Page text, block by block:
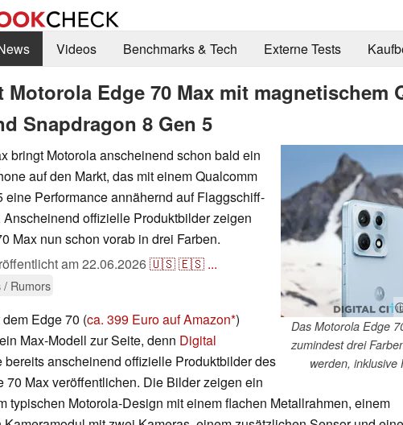
Videos Benchmarks & Tech Externe Tests
Motorola Edge 70 Max mit magnetischem
Snapdragon 8 Gen 5
Das Motorola Edge
zumindest drei
werden, inklusive
bringt Motorola anscheinend schon bald ein
auf den Markt, das mit einem Qualcomm
eine Performance annähernd auf Flaggschiff-
offizielle Produktbilder zeigen
Max nun schon vorab in drei Farben.
am22.06.2026🇺🇸🇪🇸 ...
/ Rumors
Edge 70 (ca. 399 Euro auf Amazon )
Max-Modell zur Seite, denn Digital
bereits anscheinend offizielle Produktbilder des
70 Max veröffentlichen. Die Bilder zeigen ein
typischen Motorola-Design mit einem flachen Metallrahmen, einem